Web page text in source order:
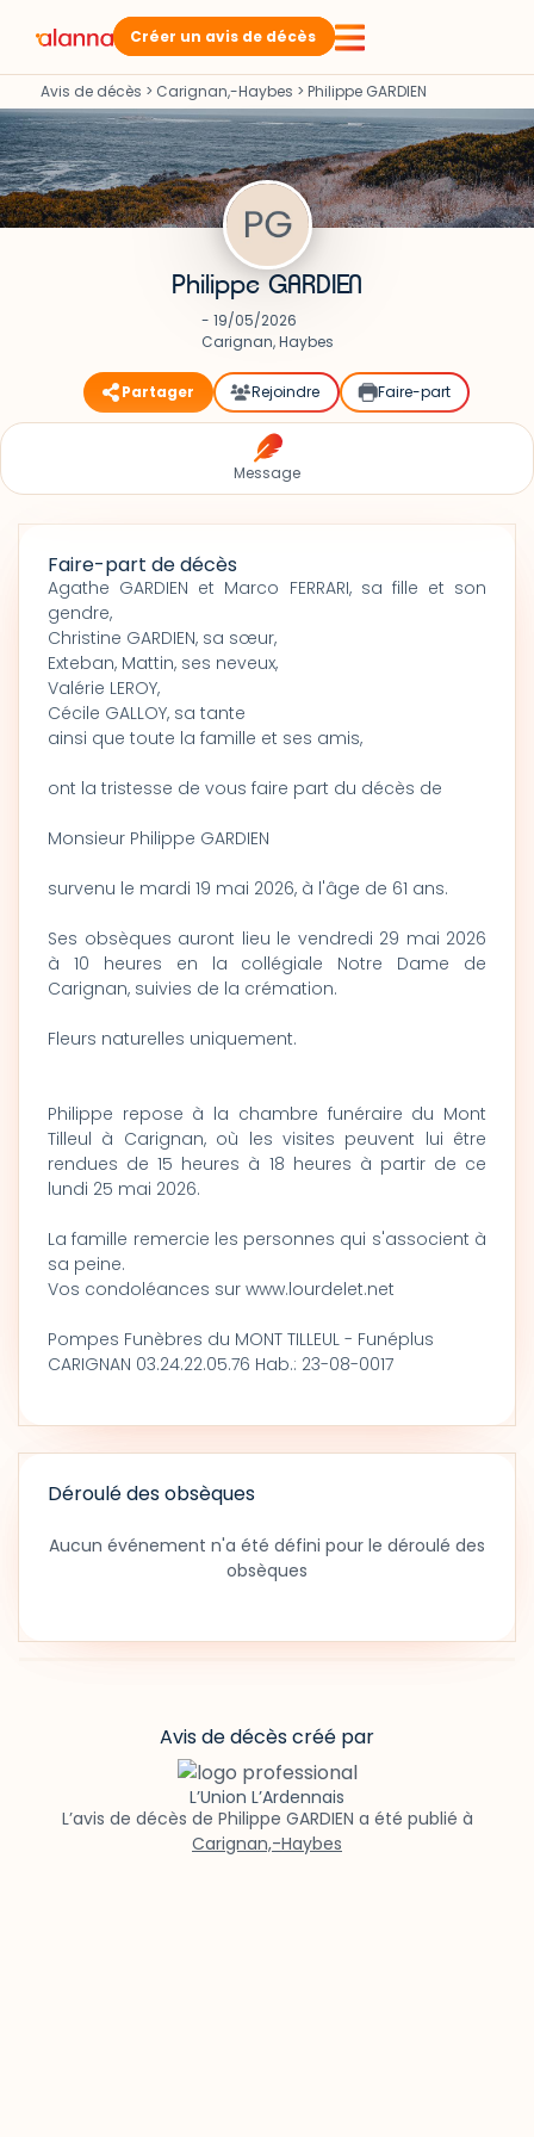
Créer un avis de décès
Avis de décès > Carignan,-Haybes > Philippe GARDIEN
Philippe GARDIEN
- 19/05/2026
Carignan, Haybes
Partager Rejoindre Faire-part
Message
Faire-part de décès
Agathe GARDIEN et Marco FERRARI, sa fille et son
gendre,
Christine GARDIEN, sa sœur,
Exteban, Mattin, ses neveux,
Valérie LEROY,
Cécile GALLOY, sa tante
ainsi que toute la famille et ses amis,
ont la tristesse de vous faire part du décès de
Monsieur Philippe GARDIEN
survenu le mardi 19 mai 2026, à l'âge de 61 ans.
Ses obsèques auront lieu le vendredi 29 mai 2026
à 10 heures en la collégiale Notre Dame de
Carignan, suivies de la crémation.
Fleurs naturelles uniquement.
Philippe repose à la chambre funéraire du Mont
Tilleul à Carignan, où les visites peuvent lui être
rendues de 15 heures à 18 heures à partir de ce
lundi 25 mai 2026.
La famille remercie les personnes qui s'associent à
sa peine.
Vos condoléances sur www.lourdelet.net
Pompes Funèbres du MONT TILLEUL - Funéplus
CARIGNAN 03.24.22.05.76 Hab.: 23-08-0017
Déroulé des obsèques
Aucun événement n'a été défini pour le déroulé des
obsèques
Avis de décès créé par
L’Union L’Ardennais
L’avis de décès de Philippe GARDIEN a été publié à
Carignan,-Haybes